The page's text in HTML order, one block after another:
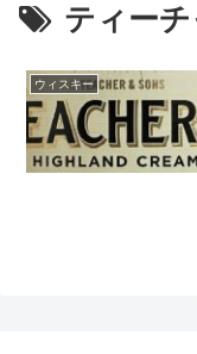
ティー
ウィスキー